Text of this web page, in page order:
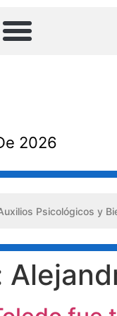
2026
Psicológicos y